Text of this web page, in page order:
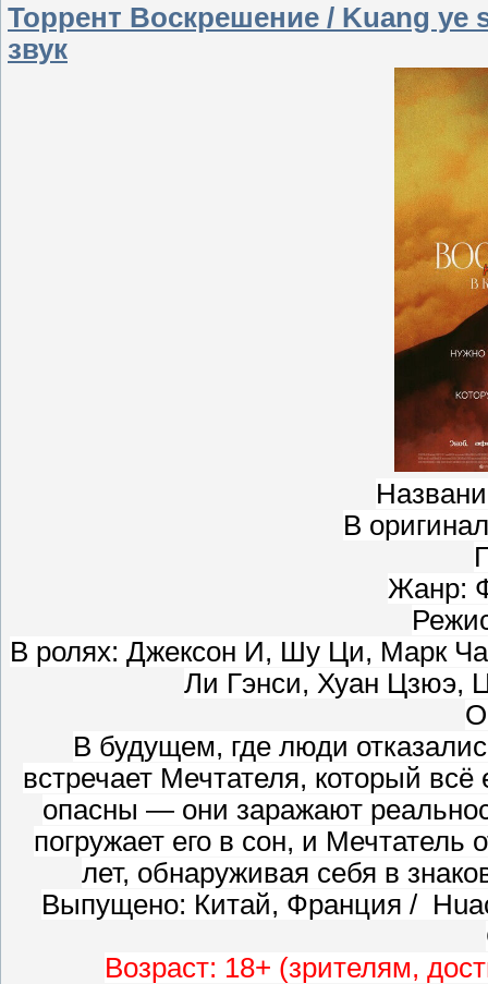
Торрент Воскрешение / Kuang ye
звук
В
Жанр:
В ролях: Джексон И, Шу Ци, Марк
Ли Гэнси, Хуан Цзюэ,
В будущем, где люди
встречает Мечтателя, который
опасны — они заражают
погружает его в сон, и
лет, обнаруживая себя в
Выпущено: Китай, Франция /
Возраст: 18+ (зрителям,